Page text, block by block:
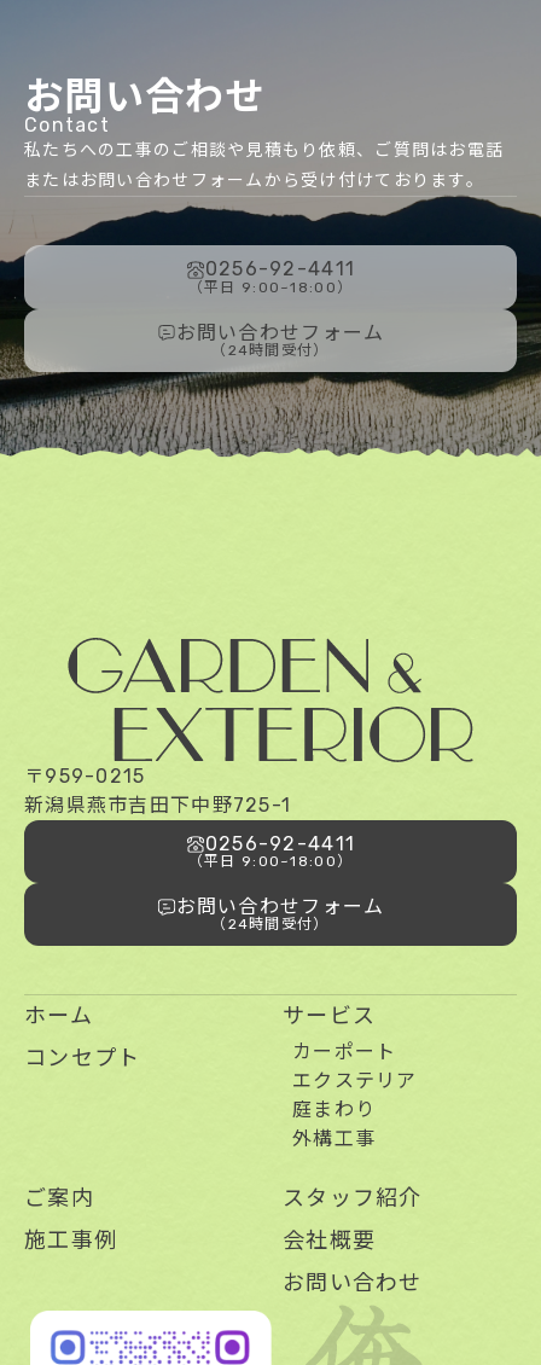
お問い合わせ
Contact
私たちへの工事のご相談や見積もり依頼、ご質問はお電話
またはお問い合わせフォームから受け付けております。
0256-92-4411
（平日 9:00~18:00）
お問い合わせフォーム
（24時間受付）
〒959-0215
新潟県燕市吉田下中野725-1
0256-92-4411
（平日 9:00~18:00）
お問い合わせフォーム
（24時間受付）
ホーム
コンセプト
サービス
カーポート
エクステリア
庭まわり
外構工事
ご案内
施工事例
スタッフ紹介
会社概要
お問い合わせ